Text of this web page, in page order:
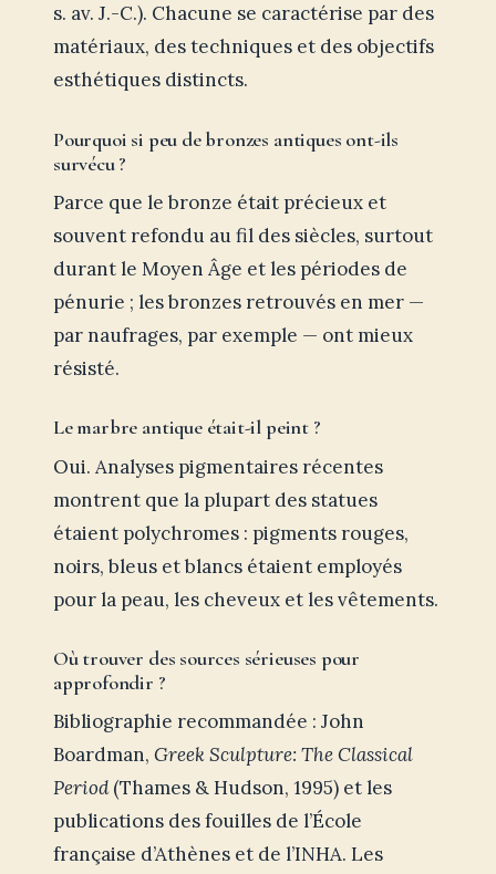
s. av. J.-C.). Chacune se caractérise par des
matériaux, des techniques et des objectifs
esthétiques distincts.
Pourquoi si peu de bronzes antiques ont-ils
survécu ?
Parce que le bronze était précieux et
souvent refondu au fil des siècles, surtout
durant le Moyen Âge et les périodes de
pénurie ; les bronzes retrouvés en mer —
par naufrages, par exemple — ont mieux
résisté.
Le marbre antique était-il peint ?
Oui. Analyses pigmentaires récentes
montrent que la plupart des statues
étaient polychromes : pigments rouges,
noirs, bleus et blancs étaient employés
pour la peau, les cheveux et les vêtements.
Où trouver des sources sérieuses pour
approfondir ?
Bibliographie recommandée : John
Boardman, Greek Sculpture: The Classical
Period(Thames & Hudson, 1995) et les
publications des fouilles de l’École
française d’Athènes et de l’INHA. Les